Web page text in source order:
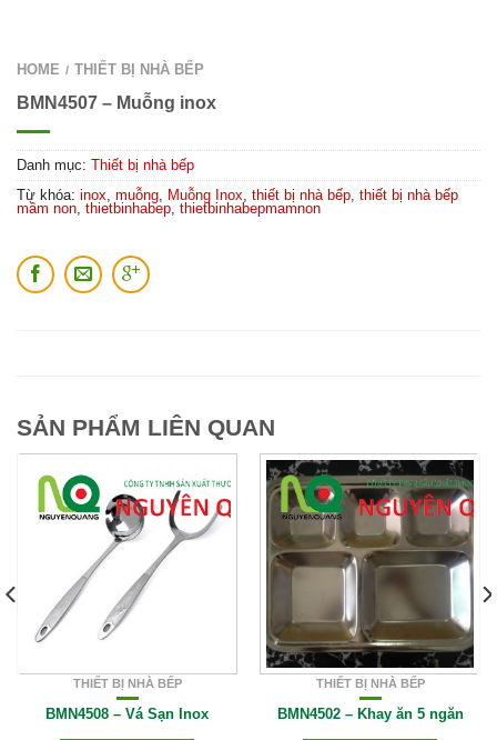
HOME / THIẾT BỊ NHÀ BẾP
BMN4507 – Muỗng inox
Danh mục: Thiết bị nhà bếp
Từ khóa: inox muỗng Muỗng Inox thiết bị nhà bếp thiết bị nhà bếp
mầm non thietbinhabep thietbinhabepmamnon
SẢN PHẨM LIÊN QUAN
THIẾT BỊ NHÀ BẾP
BMN4508 – Vá Sạn Inox
THIẾT BỊ NHÀ BẾP
BMN4502 – Khay ăn 5 ngăn